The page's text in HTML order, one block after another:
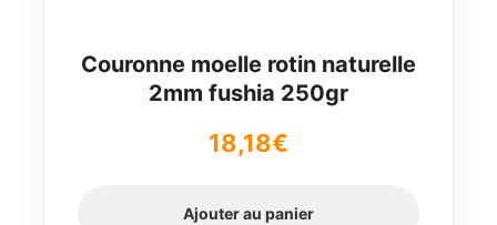
Couronne moelle rotin naturelle
2mm fushia 250gr
18,18€
Ajouter au panier